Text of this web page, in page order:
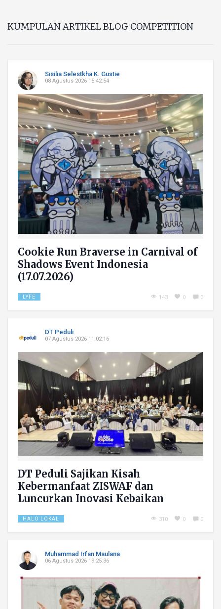
KUMPULAN ARTIKEL BLOG COMPETITION
Sisilia Selestkha K. Gustie
08 Agustus 2026 15:42:54
Cookie Run Braverse in Carnival of
Shadows Event Indonesia
(17.07.2026)
LYFE 143 0 0
DT Peduli
07 Agustus 2026 11:02:16
DT Peduli Sajikan Kisah
Kebermanfaat ZISWAF dan
Luncurkan Inovasi Kebaikan
HALO LOKAL 310 0 0
Muhammad Irfan Maulana
06 Agustus 2026 19:25:36